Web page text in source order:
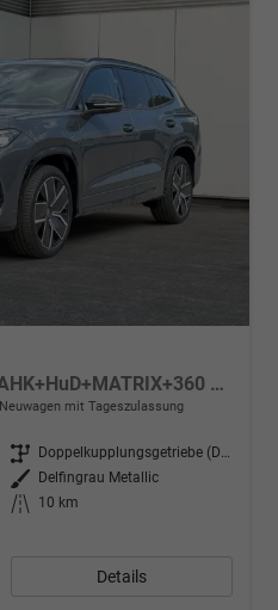
R-Line PLUG-IN+PANO+AHK+HuD+MATRIX+360 KAM+20"ALU+ACC+eHK+BLACK STYLE
Neuwagen mit Tageszulassung
Getriebe
Doppelkupplungsgetriebe (DSG)
Außenfarbe
Delfingrau Metallic
Kilometerstand
10 km
Details